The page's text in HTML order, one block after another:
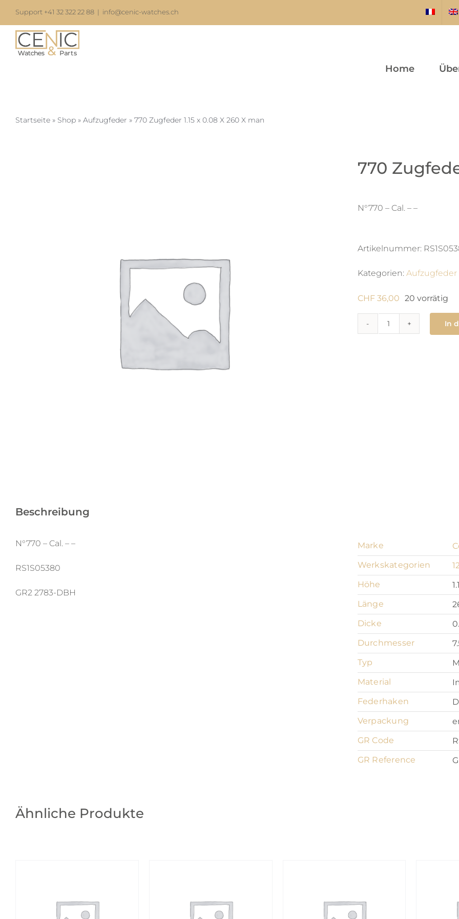
springen
Support +41 32 322 22 88 info@cenic-watches.ch
Home
Startseite » Shop » Aufzugfeder » 770 Zugfeder 1.15 x 0.08 X 260 X man
770
N°770 – Cal. – –
Artikelnummer:
Kategorien: Aufzugfeder
CHF36,00 20 vorrätig
In
Beschreibung
N°770 – Cal. – –
RS1S05380
GR2 2783-DBH
Marke
Werkskategorien
Höhe
Länge
Dicke
Durchmesser
Typ
Material
Federhaken
Verpackung
GR Code
GR Reference
Ähnliche Produkte